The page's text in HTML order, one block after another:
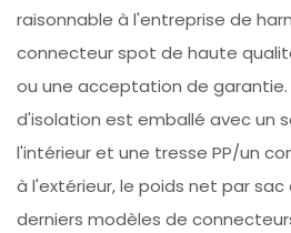
raisonnable à l'entreprise de
connecteur spot de haute
ou une acceptation de garantie.
d'isolation est emballé avec un
l'intérieur et une tresse PP/un
à l'extérieur, le poids net par sac
derniers modèles de